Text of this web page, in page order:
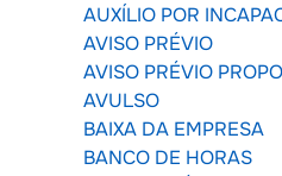
AUXÍLIO POR
AVISO PRÉVIO
AVISO PRÉVIO
AVULSO
BAIXA DA EMPRESA
BANCO DE HORAS